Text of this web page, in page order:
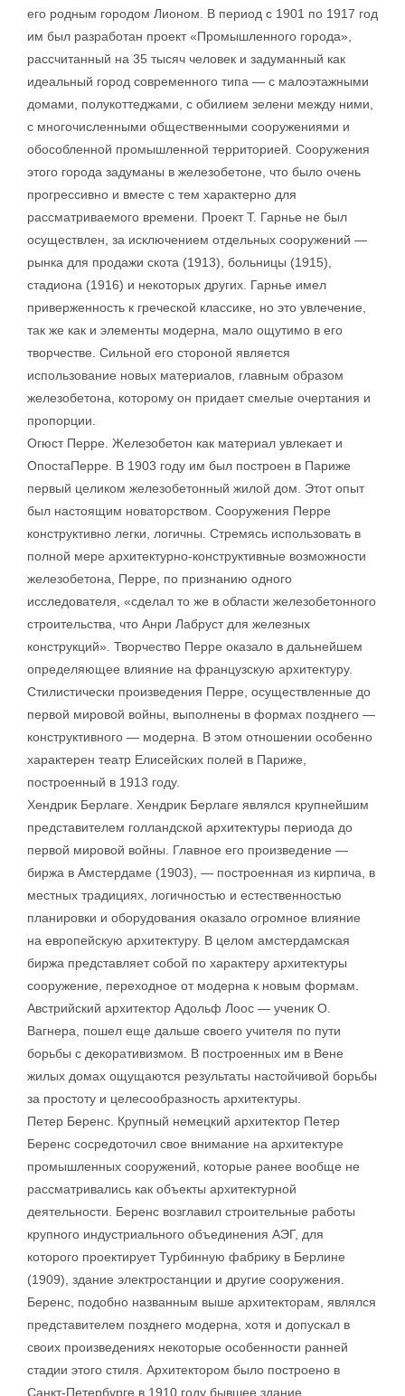
его родным городом Лионом. В период с 1901 по 1917 год
им был разработан проект «Промышленного города»,
рассчитанный на 35 тысяч человек и задуманный как
идеальный город современного типа — с малоэтажными
домами, полукоттеджами, с обилием зелени между ними,
с многочисленными общественными сооружениями и
обособленной промышленной территорией. Сооружения
этого города задуманы в железобетоне, что было очень
прогрессивно и вместе с тем характерно для
рассматриваемого времени. Проект Т. Гарнье не был
осуществлен, за исключением отдельных сооружений —
рынка для продажи скота (1913), больницы (1915),
стадиона (1916) и некоторых других. Гарнье имел
приверженность к греческой классике, но это увлечение,
так же как и элементы модерна, мало ощутимо в его
творчестве. Сильной его стороной является
использование новых материалов, главным образом
железобетона, которому он придает смелые очертания и
пропорции.
Огюст Перре. Железобетон как материал увлекает и
ОпостаПерре. В 1903 году им был построен в Париже
первый целиком железобетонный жилой дом. Этот опыт
был настоящим новаторством. Сооружения Перре
конструктивно легки, логичны. Стремясь использовать в
полной мере архитектурно-конструктивные возможности
железобетона, Перре, по признанию одного
исследователя, «сделал то же в области железобетонного
строительства, что Анри Лабруст для железных
конструкций». Творчество Перре оказало в дальнейшем
определяющее влияние на французскую архитектуру.
Стилистически произведения Перре, осуществленные до
первой мировой войны, выполнены в формах позднего —
конструктивного — модерна. В этом отношении особенно
характерен театр Елисейских полей в Париже,
построенный в 1913 году.
Хендрик Берлаге. Хендрик Берлаге являлся крупнейшим
представителем голландской архитектуры периода до
первой мировой войны. Главное его произведение —
биржа в Амстердаме (1903), — построенная из кирпича, в
местных традициях, логичностью и естественностью
планировки и оборудования оказало огромное влияние
на европейскую архитектуру. В целом амстердамская
биржа представляет собой по характеру архитектуры
сооружение, переходное от модерна к новым формам.
Австрийский архитектор Адольф Лоос — ученик О.
Вагнера, пошел еще дальше своего учителя по пути
борьбы с декоративизмом. В построенных им в Вене
жилых домах ощущаются результаты настойчивой борьбы
за простоту и целесообразность архитектуры.
Петер Беренс. Крупный немецкий архитектор Петер
Беренс сосредоточил свое внимание на архитектуре
промышленных сооружений, которые ранее вообще не
рассматривались как объекты архитектурной
деятельности. Беренс возглавил строительные работы
крупного индустриального объединения АЭГ, для
которого проектирует Турбинную фабрику в Берлине
(1909), здание электростанции и другие сооружения.
Беренс, подобно названным выше архитекторам, являлся
представителем позднего модерна, хотя и допускал в
своих произведениях некоторые особенности ранней
стадии этого стиля. Архитектором было построено в
Санкт-Петербурге в 1910 году бывшее здание